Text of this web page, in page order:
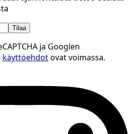
Tilaa
ja Googlen
käyttöehdotovat voimassa.